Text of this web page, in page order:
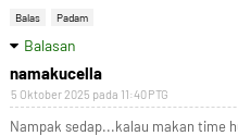
Balas Padam
Balasan
namakucella
5 Oktober 2025 pada 11:40 PTG
Nampak sedap...kalau makan time